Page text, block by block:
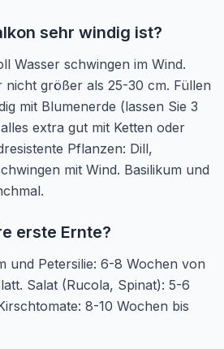
sehr windig ist?
Wasser schwingen im Wind.
nicht größer als 25-30 cm. Füllen
mit Blumenerde (lassen Sie 3
extra gut mit Ketten oder
Pflanzen: Dill,
mit Wind. Basilikum und
erste Ernte?
und Petersilie: 6-8 Wochen von
Salat (Rucola, Spinat): 5-6
8-10 Wochen bis